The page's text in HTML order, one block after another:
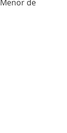
Menor de